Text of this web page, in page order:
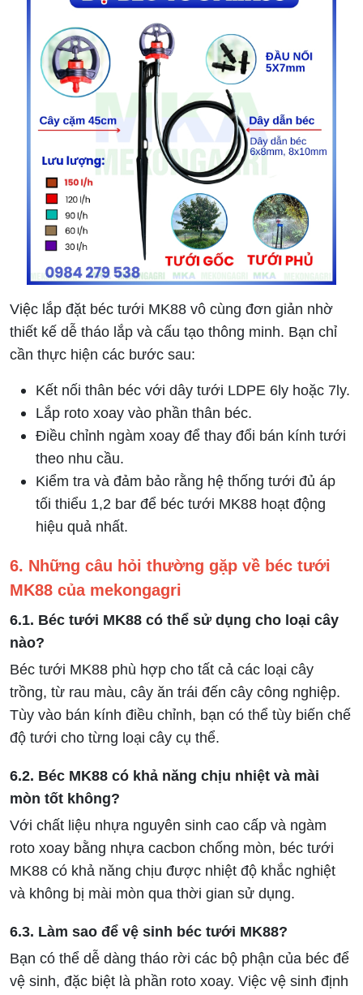
Việc lắp đặt béc tưới MK88 vô cùng đơn giản nhờ
thiết kế dễ tháo lắp và cấu tạo thông minh. Bạn chỉ
cần thực hiện các bước sau:
Kết nối thân béc với dây tưới LDPE 6ly hoặc 7ly.
Lắp roto xoay vào phần thân béc.
Điều chỉnh ngàm xoay để thay đổi bán kính tưới
theo nhu cầu.
Kiểm tra và đảm bảo rằng hệ thống tưới đủ áp
tối thiểu 1,2 bar để béc tưới MK88 hoạt động
hiệu quả nhất.
6. Những câu hỏi thường gặp về béc tưới
MK88 của mekongagri
6.1. Béc tưới MK88 có thể sử dụng cho loại cây
nào?
Béc tưới MK88 phù hợp cho tất cả các loại cây
trồng, từ rau màu, cây ăn trái đến cây công nghiệp.
Tùy vào bán kính điều chỉnh, bạn có thể tùy biến chế
độ tưới cho từng loại cây cụ thể.
6.2. Béc MK88 có khả năng chịu nhiệt và mài
mòn tốt không?
Với chất liệu nhựa nguyên sinh cao cấp và ngàm
roto xoay bằng nhựa cacbon chống mòn, béc tưới
MK88 có khả năng chịu được nhiệt độ khắc nghiệt
và không bị mài mòn qua thời gian sử dụng.
6.3. Làm sao để vệ sinh béc tưới MK88?
Bạn có thể dễ dàng tháo rời các bộ phận của béc để
vệ sinh, đặc biệt là phần roto xoay. Việc vệ sinh định